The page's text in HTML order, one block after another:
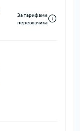
За тарифами
перевозчика